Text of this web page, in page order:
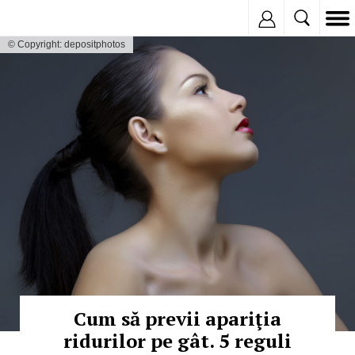
© Copyright: depositphotos
Cum să previi apariţia
ridurilor pe gât. 5 reguli